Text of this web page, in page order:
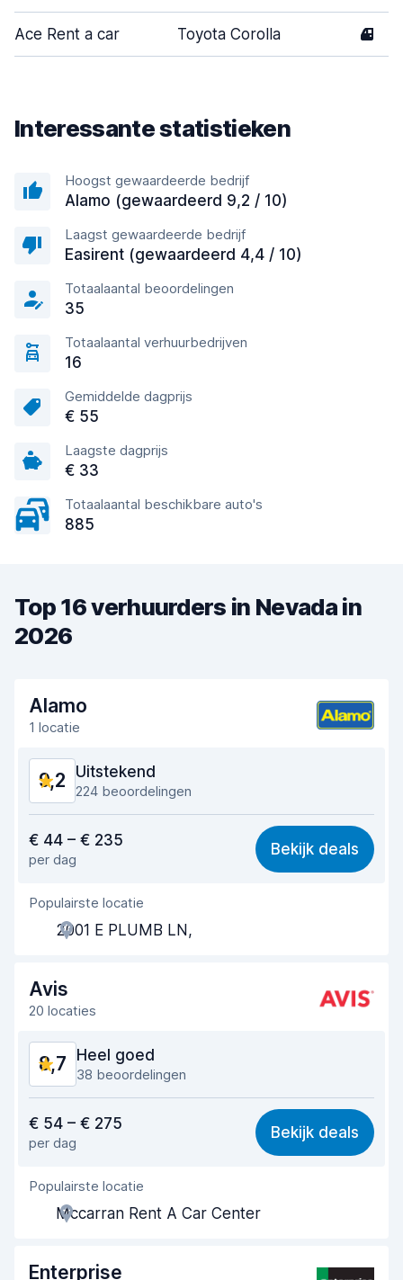
Ace Rent a car Toyota Corolla 4
Interessante statistieken
Hoogst gewaardeerde bedrijf
Alamo (gewaardeerd 9,2 / 10)
Laagst gewaardeerde bedrijf
Easirent (gewaardeerd 4,4 / 10)
Totaalaantal beoordelingen
35
Totaalaantal verhuurbedrijven
16
Gemiddelde dagprijs
€ 55
Laagste dagprijs
€ 33
Totaalaantal beschikbare auto's
885
Top 16 verhuurders in Nevada in
2026
Alamo
1 locatie
9,2 Uitstekend
224 beoordelingen
8,8
Makkelijk te vinden 9,4
Behulpzame medewerker
Snelheid ophaalproces
Snelheid inleverproces
Staat van de auto
€ 44 – € 235
per dag
Bekijk deals
Populairste locatie
2001 E PLUMB LN,
Avis
20 locaties
8,7 Heel goed
38 beoordelingen
8,5
Makkelijk te vinden 9,1
Behulpzame medewerker
Snelheid ophaalproces
Snelheid inleverproces 9,4
€ 54 – € 275
per dag
Bekijk deals
Populairste locatie
Mccarran Rent A Car Center
Enterprise